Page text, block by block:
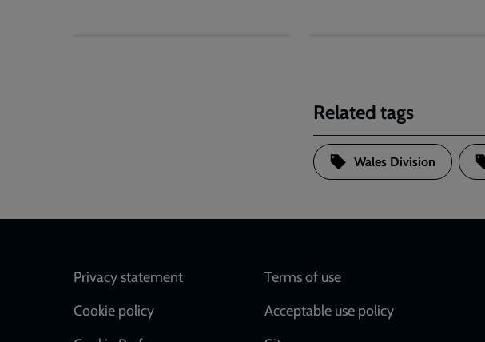
Related tags
Wales Division
Footer
Privacy statement
Cookie policy
Terms of use
Acceptable use policy